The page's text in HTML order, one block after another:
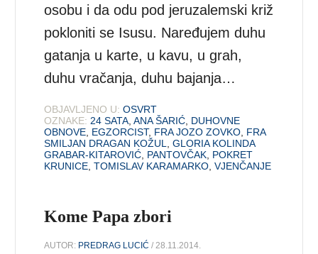
osobu i da odu pod jeruzalemski križ
pokloniti se Isusu. Naređujem duhu
gatanja u karte, u kavu, u grah,
duhu vračanja, duhu bajanja…
OBJAVLJENO U: OSVRT
OZNAKE: 24 SATA ,ANA ŠARIĆ DUHOVNE
OBNOVE EGZORCIST, FRA JOZO ZOVKO FRA
SMILJAN DRAGAN KOŽUL
,GLORIA KOLINDA
GRABAR-KITAROVIĆ PANTOVČAK POKRET
KRUNICE ,TOMISLAV KARAMARKO ,VJENČANJE
Kome Papa zbori
AUTOR: PREDRAG LUCIĆ / 28.11.2014.